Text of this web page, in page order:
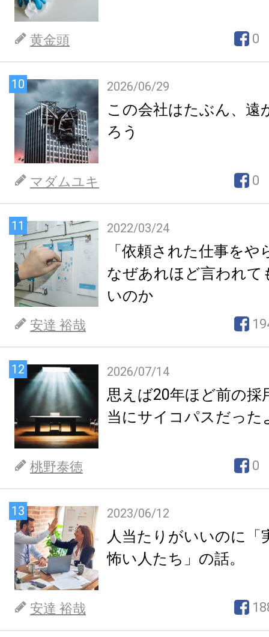
黄金頭 0
10 2026/06/29
この会社はたぶん、遠
ろう
マダムユキ 0
11 2022/03/24
「依頼された仕事を
なぜあれほど言われて
いのか
安達 裕哉
12 2026/07/14
思えば20年ほど前の採
当にサイコパスだった
桃野泰徳 0
13 2023/06/12
人当たりがいいのに「
怖い人たち」の話。
安達 裕哉